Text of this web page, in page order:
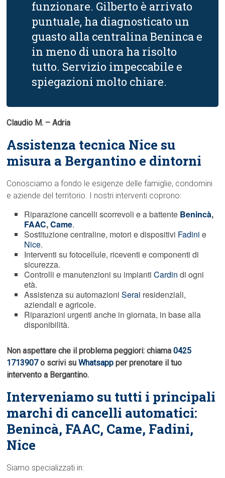
funzionare. Gilberto è arrivato
puntuale, ha diagnosticato un
guasto alla centralina Beninca e
in meno di unora ha risolto
tutto. Servizio impeccabile e
spiegazioni molto chiare.
Claudio M. – Adria
Assistenza tecnica Nice su
misura a Bergantino e dintorni
Conosciamo a fondo le esigenze delle famiglie, condomini
e aziende del territorio. I nostri interventi coprono:
Riparazione cancelli scorrevoli e a battente Benincà,
FAAC,Came.
Sostituzione centraline, motori e dispositivi Fadini e
Nice.
Interventi su fotocellule, riceventi e componenti di
sicurezza.
Controlli e manutenzioni su impiantiCardin di ogni
età.
Assistenza su automazioniSerai residenziali,
aziendali e agricole.
Riparazioni urgenti anche in giornata, in base alla
disponibilità.
Non aspettare che il problema peggiori: chiama0425
1713907o scrivi suWhatsapp per prenotare il tuo
intervento a Bergantino.
Interveniamo su tutti i principali
marchi di cancelli automatici:
Benincà, FAAC, Came, Fadini,
Nice
Siamo specializzati in: